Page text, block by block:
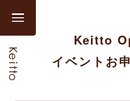
グ
ロ
Keitto
イベントお